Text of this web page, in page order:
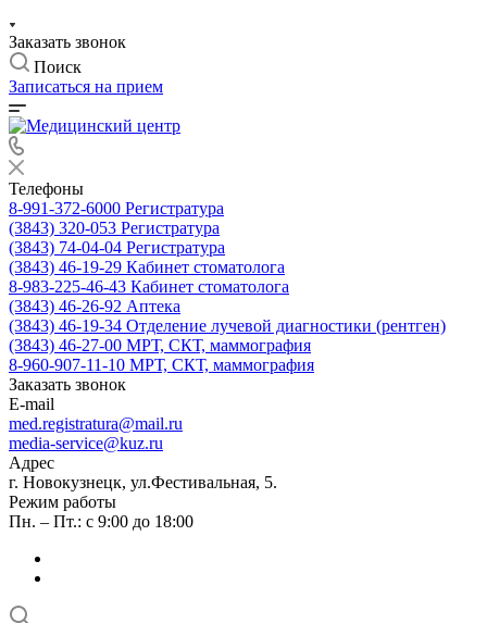
Заказать звонок
Поиск
Записаться на прием
Телефоны
8-991-372-6000 Регистратура
(3843) 320-053 Регистратура
(3843) 74-04-04 Регистратура
(3843) 46-19-29 Кабинет стоматолога
8-983-225-46-43 Кабинет стоматолога
(3843) 46-26-92 Аптека
(3843) 46-19-34 Отделение лучевой диагностики (рентген)
(3843) 46-27-00 МРТ, СКТ, маммография
8-960-907-11-10 МРТ, СКТ, маммография
Заказать звонок
E-mail
med.registratura@mail.ru
media-service@kuz.ru
Адрес
г. Новокузнецк, ул.Фестивальная, 5.
Режим работы
Пн. – Пт.: с 9:00 до 18:00